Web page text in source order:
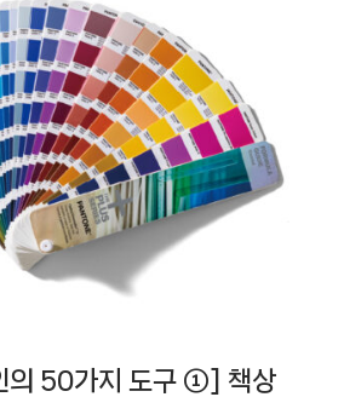
의 50가지 도구 ①] 책상